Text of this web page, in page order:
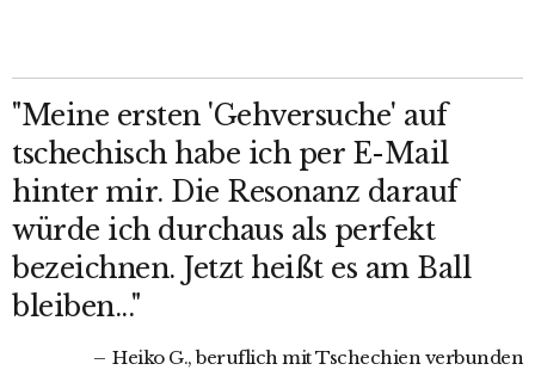
"Meine ersten 'Gehversuche' auf
tschechisch habe ich per E-Mail
hinter mir. Die Resonanz darauf
würde ich durchaus als perfekt
bezeichnen. Jetzt heißt es am Ball
bleiben..."
Heiko G., beruflich mit Tschechien verbunden